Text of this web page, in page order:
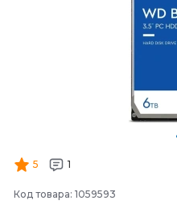
5 1
Код товара: 1059593